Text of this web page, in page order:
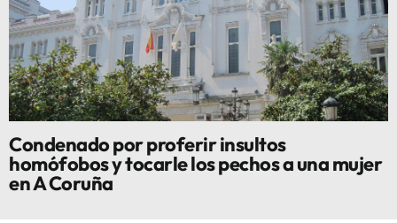
Condenado por proferir insultos
homófobos y tocarle los pechos a una mujer
en A Coruña